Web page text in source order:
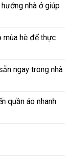
nhà ở giúp
mùa hè để thực
ngay trong nhà
quần áo nhanh